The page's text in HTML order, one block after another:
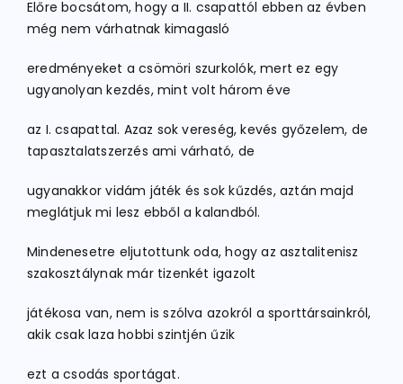
Előre bocsátom, hogy a II. csapattól ebben az évben
még nem várhatnak kimagasló
eredményeket a csömöri szurkolók, mert ez egy
ugyanolyan kezdés, mint volt három éve
az I. csapattal. Azaz sok vereség, kevés győzelem, de
tapasztalatszerzés ami várható, de
ugyanakkor vidám játék és sok kűzdés, aztán majd
meglátjuk mi lesz ebből a kalandból.
Mindenesetre eljutottunk oda, hogy az asztalitenisz
szakosztálynak már tizenkét igazolt
játékosa van, nem is szólva azokról a sporttársainkról,
akik csak laza hobbi szintjén űzik
ezt a csodás sportágat.